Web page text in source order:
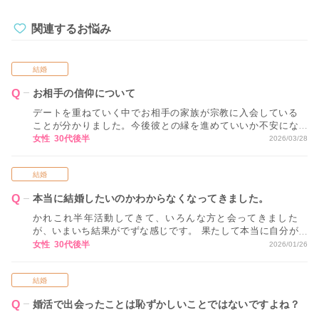
関連するお悩み
結婚
お相手の信仰について
デートを重ねていく中でお相手の家族が宗教に入会している
ことが分かりました。今後彼との縁を進めていいか不安にな
ってしましました。どうすればいいですか？
女性 30代後半 2026/03/28
結婚
本当に結婚したいのかわからなくなってきました。
かれこれ半年活動してきて、いろんな方と会ってきました
が、いまいち結果がでずな感じです。 果たして本当に自分が
結婚したいのかわからなくなってきました。 このままこんな
女性 30代後半 2026/01/26
結婚
婚活で出会ったことは恥ずかしいことではないですよね？